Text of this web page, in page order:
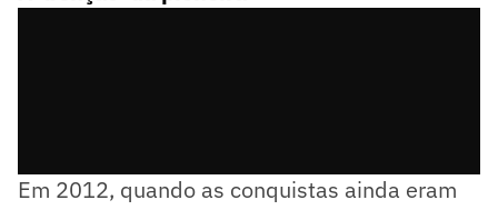
Em 2012, quando as conquistas ainda eram